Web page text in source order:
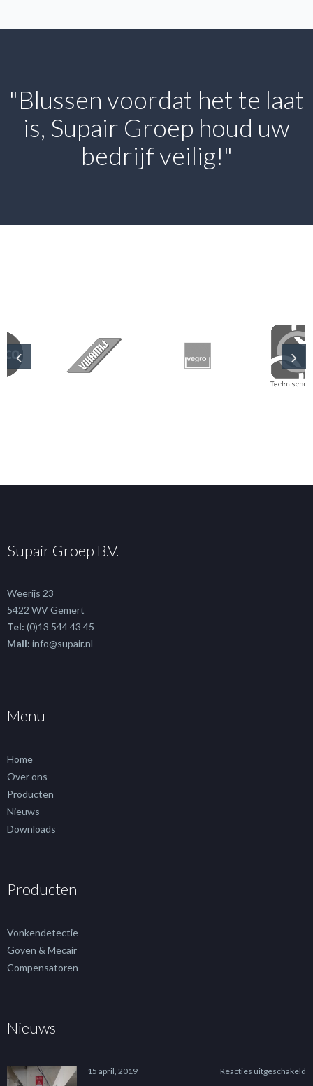
"Blussen voordat het te laat
is, Supair Groep houd uw
bedrijf veilig!"
Supair Groep B.V.
Weerijs 23
5422 WV Gemert
Tel: (0)13 544 43 45
Mail: info@supair.nl
Menu
Home
Over ons
Producten
Nieuws
Downloads
Producten
Vonkendetectie
Goyen & Mecair
Compensatoren
Nieuws
15 april, 2019 Reacties uitgeschakeld